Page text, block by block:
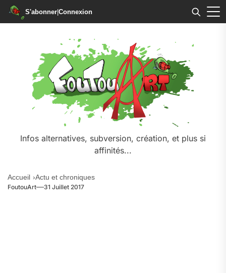
S'abonner|Connexion
Infos alternatives, subversion, création, et plus si
affinités...
Accueil Actu et chroniques
FoutouArt 31 Juillet 2017